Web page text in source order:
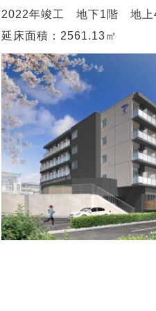
2022年竣工 地下1階 地上
延床面積：2561.13㎡